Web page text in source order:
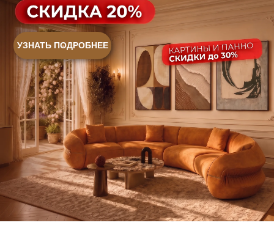
© 2026 Sky Living
Политика конфиденциальности
Политика возврата товаров
Sales@skyliving.ru
Telegram и YouTube ограничены на территории РФ
(на основании ФЗ-149 "Об информации")